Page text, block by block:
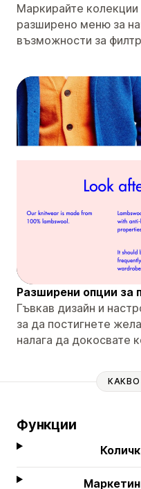
Маркирайте
разширено меню за
възможности за
Разширени опции за
Гъвкав дизайн и
за да постигнете
налага да докосвате
КАКВО
Функции